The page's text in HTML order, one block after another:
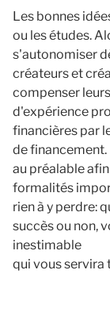
Les bonnes
ou les études.
s'autonomiser
créateurs et
compenser
d'expérience
financières par
de financement.
au préalable
formalités
rien à y perdre:
succès ou non,
inestimable
qui vous servira